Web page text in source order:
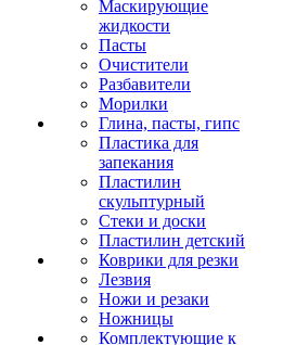
Маскирующие
жидкости
Пасты
Очистители
Разбавители
Морилки
Глина, пасты, гипс
Пластика для
запекания
Пластилин
скульптурный
Стеки и доски
Пластилин детский
Коврики для резки
Лезвия
Ножи и резаки
Ножницы
Комплектующие к